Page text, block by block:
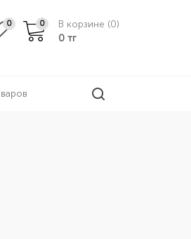
0 0 В корзине (0)
0 тг